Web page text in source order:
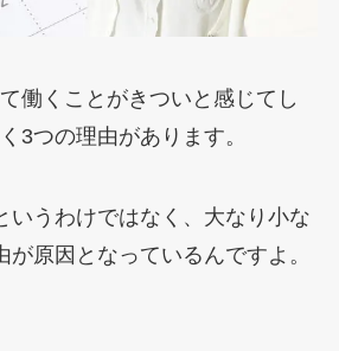
働くことがきついと感じてし
3つの理由があります。
いうわけではなく、大なり小な
が原因となっているんですよ。